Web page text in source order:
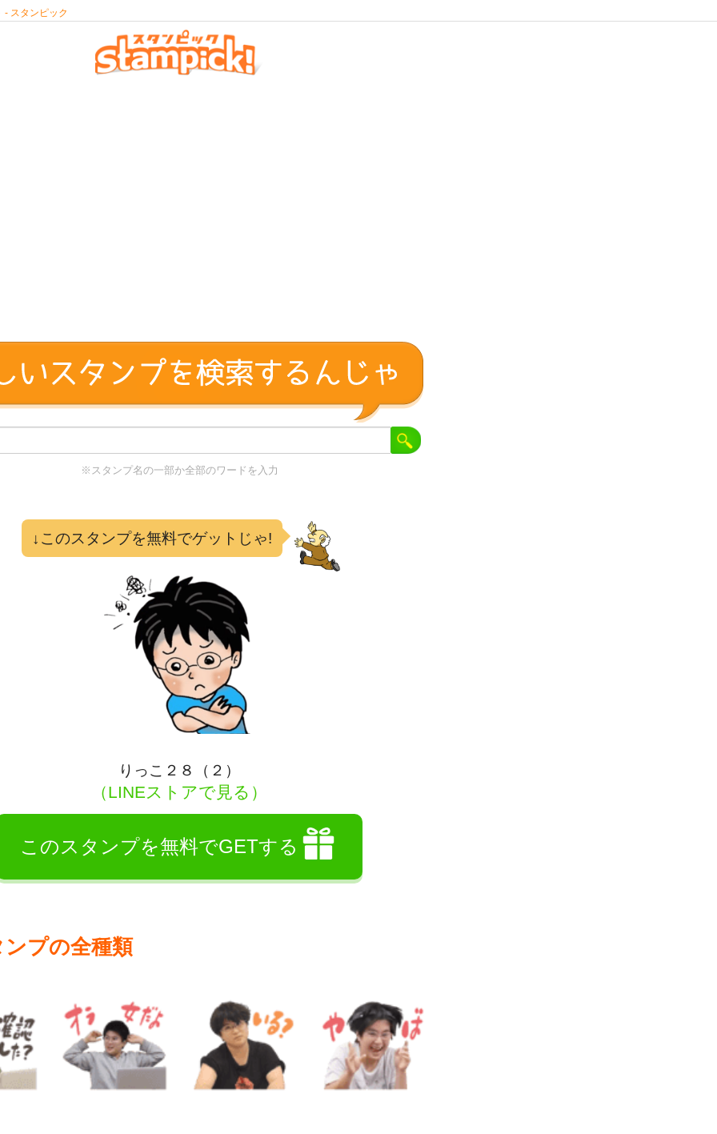
- スタンピック
※スタンプ名の一部か全部のワードを入力
↓このスタンプを無料でゲットじゃ!
りっこ２８（２）
（LINEストアで見る）
このスタンプを無料でGETする
プの全種類